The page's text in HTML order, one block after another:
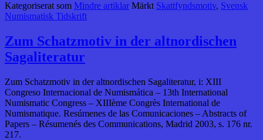
Kategoriserat som Mindre artiklar Märkt Skattfyndsmotiv, Svensk
Numismatisk Tidskrift
Zum Schatzmotiv in der altnordischen
Sagaliteratur
Zum Schatzmotiv in der altnordischen Sagaliteratur, i: XIII
Congreso Internacional de Numismática – 13th International
Numismatic Congress – XIIIème Congrès International de
Numismatique. Resúmenes de las Comunicaciones – Abstracts of
Papers – Résumenés des Communications, Madrid 2003, s. 176 nr.
217.